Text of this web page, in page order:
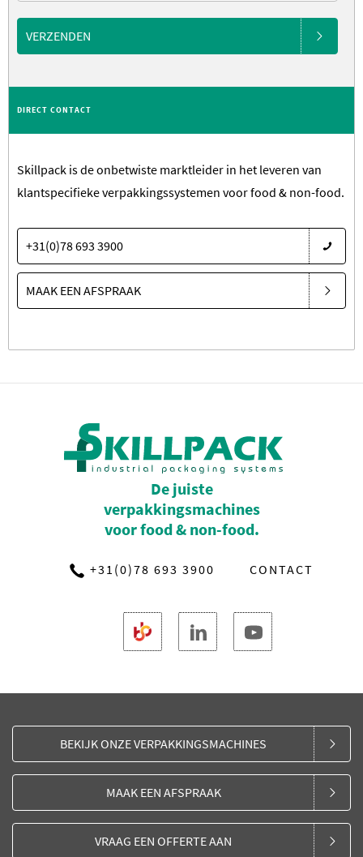
VERZENDEN
DIRECT CONTACT
Skillpack is de onbetwiste marktleider in het leveren van
klantspecifieke verpakkingssystemen voor food & non-food.
+31(0)78 693 3900
MAAK EEN AFSPRAAK
De juiste
verpakkingsmachines
voor food & non-food.
+31(0)78 693 3900 CONTACT
BEKIJK ONZE VERPAKKINGSMACHINES
MAAK EEN AFSPRAAK
VRAAG EEN OFFERTE AAN